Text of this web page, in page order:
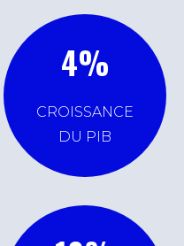
4%
CROISSANCE
DU PIB